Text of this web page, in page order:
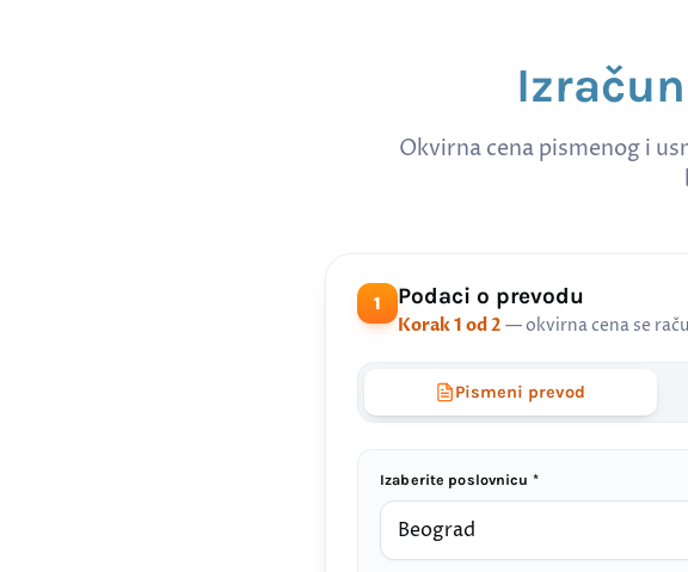
Okvirna cena pismenog i
1 Podaci o prevodu
Korak 1 od 2 — okvirna cena se
Pismeni prevod
Izaberite poslovnicu *